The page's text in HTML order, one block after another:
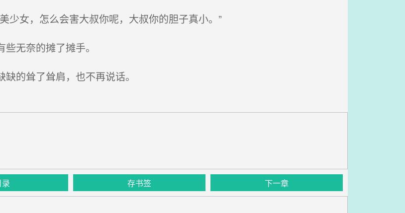
女，怎么会害大叔你呢，大叔你的胆子真小。”
无奈的摊了摊手。
的耸了耸肩，也不再说话。
录 存书签 下一章